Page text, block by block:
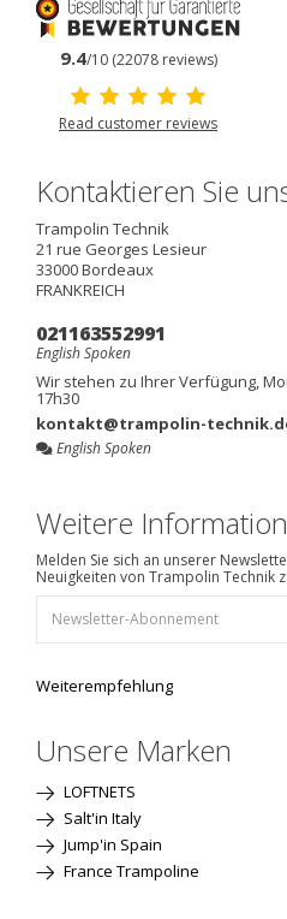
9.4/10 (22078 reviews)
Read customer reviews
Kontaktieren Sie
Trampolin Technik
21 rue Georges Lesieur
33000Bordeaux
FRANKREICH
021163552991
English Spoken
Wir stehen zu Ihrer Verfügung,
17h30
kontakt@trampolin-
English Spoken
Weitere
Melden Sie sich an unserer
Neuigkeiten von Trampolin Technik
Weiterempfehlung
Unsere Marken
LOFTNETS
Salt'in Italy
Jump'in Spain
France Trampoline